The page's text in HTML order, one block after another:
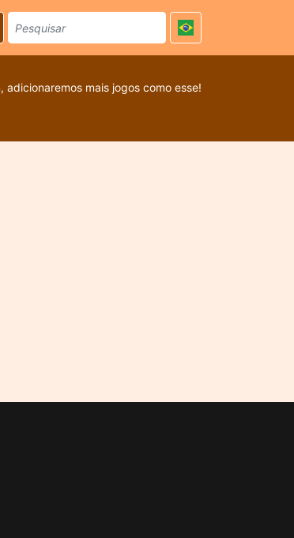
adicionaremos mais jogos como esse!